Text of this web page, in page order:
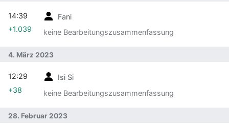
Fani
keine Bearbeitungszusammenfassung
14:39
+1.039
4. März 2023
Isi Si
keine Bearbeitungszusammenfassung
12:29
+38
28. Februar 2023